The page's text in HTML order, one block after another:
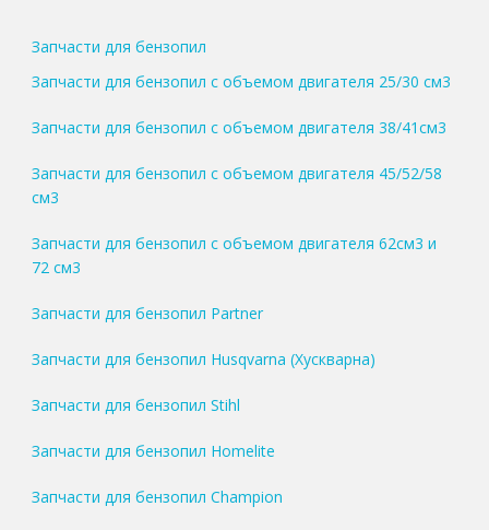
Запчасти для бензопил
Запчасти для бензопил с объемом двигателя 25/30 см3
Запчасти для бензопил с объемом двигателя 38/41см3
Запчасти для бензопил с объемом двигателя 45/52/58
см3
Запчасти для бензопил с объемом двигателя 62см3 и
72 см3
Запчасти для бензопил Partner
Запчасти для бензопил Husqvarna (Хускварна)
Запчасти для бензопил Stihl
Запчасти для бензопил Homelite
Запчасти для бензопил Champion